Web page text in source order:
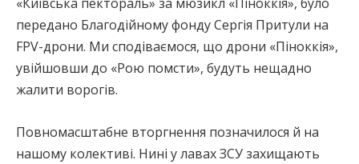
«Київська пектораль» за мюзикл «Піноккія», було
передано Благодійному фонду Сергія Притули на
FPV-дрони. Ми сподіваємося, що дрони «Піноккія»,
увійшовши до «Рою помсти», будуть нещадно
жалити ворогів.
Повномасштабне вторгнення позначилося й на
нашому колективі. Нині у лавах ЗСУ захищають